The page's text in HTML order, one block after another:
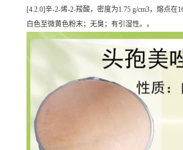
[4.2.0]辛-2-烯-2-羧酸，密度为1.75 g/cm3，熔点在
白色至微黄色粉末；无臭；有引湿性。。